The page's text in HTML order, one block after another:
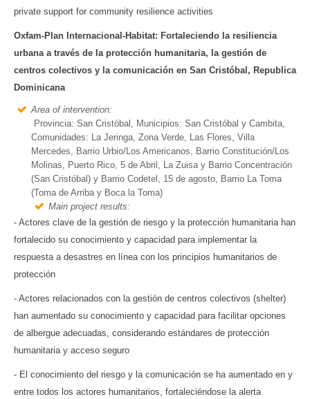
private support for community resilience activities
Oxfam-Plan Internacional-Habitat: Fortaleciendo la resiliencia
urbana a través de la protección humanitaria, la gestión de
centros colectivos y la comunicación en San Cristóbal, Republica
Dominicana
Area of intervention:
Provincia: San Cristóbal, Municipios: San Cristóbal y Cambita,
Comunidades: La Jeringa, Zona Verde, Las Flores, Villa
Mercedes, Barrio Urbio/Los Americanos, Barrio Constitución/Los
Molinas, Puerto Rico, 5 de Abril, La Zuisa y Barrio Concentración
(San Cristóbal) y Barrio Codetel, 15 de agosto, Barrio La Toma
(Toma de Arriba y Boca la Toma)
Main project results:
- Actores clave de la gestión de riesgo y la protección humanitaria han
fortalecido su conocimiento y capacidad para implementar la
respuesta a desastres en línea con los principios humanitarios de
protección
- Actores relacionados con la gestión de centros colectivos (shelter)
han aumentado su conocimiento y capacidad para facilitar opciones
de albergue adecuadas, considerando estándares de protección
humanitaria y acceso seguro
- El conocimiento del riesgo y la comunicación se ha aumentado en y
entre todos los actores humanitarios, fortaleciéndose la alerta